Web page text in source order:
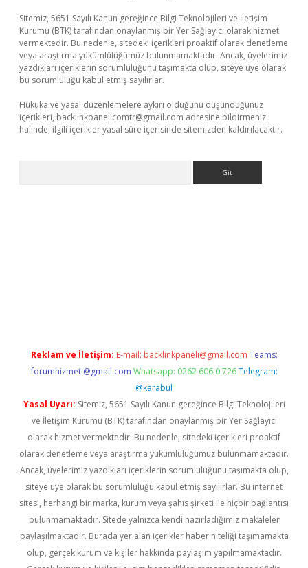
Sitemiz, 5651 Sayılı Kanun gereğince Bilgi Teknolojileri ve İletişim
Kurumu (BTK) tarafından onaylanmış bir Yer Sağlayıcı olarak hizmet
vermektedir. Bu nedenle, sitedeki içerikleri proaktif olarak denetleme
veya araştırma yükümlülüğümüz bulunmamaktadır. Ancak, üyelerimiz
yazdıkları içeriklerin sorumluluğunu taşımakta olup, siteye üye olarak
bu sorumluluğu kabul etmiş sayılırlar.
Hukuka ve yasal düzenlemelere aykırı olduğunu düşündüğünüz
içerikleri, backlinkpanelicomtr@gmail.com adresine bildirmeniz
halinde, ilgili içerikler yasal süre içerisinde sitemizden kaldırılacaktır.
Reklam ve İletişim: E-mail: backlinkpaneli@gmail.com Teams:
forumhizmeti@gmail.com Whatsapp: 0262 606 0 726 Telegram:
@karabul
Yasal Uyarı: Sitemiz, 5651 Sayılı Kanun gereğince Bilgi Teknolojileri
ve İletişim Kurumu (BTK) tarafından onaylanmış bir Yer Sağlayıcı
olarak hizmet vermektedir. Bu nedenle, sitedeki içerikleri proaktif
olarak denetleme veya araştırma yükümlülüğümüz bulunmamaktadır.
Ancak, üyelerimiz yazdıkları içeriklerin sorumluluğunu taşımakta olup,
siteye üye olarak bu sorumluluğu kabul etmiş sayılırlar. Bu internet
sitesi, herhangi bir marka, kurum veya şahıs şirketi ile hiçbir bağlantısı
bulunmamaktadır. Sitede yalnızca kendi hazırladığımız makaleler
paylaşılmaktadır. Burada yer alan içerikler haber niteliği taşımamakta
olup, gerçek kurum ve kişiler hakkında paylaşım yapılmamaktadır.